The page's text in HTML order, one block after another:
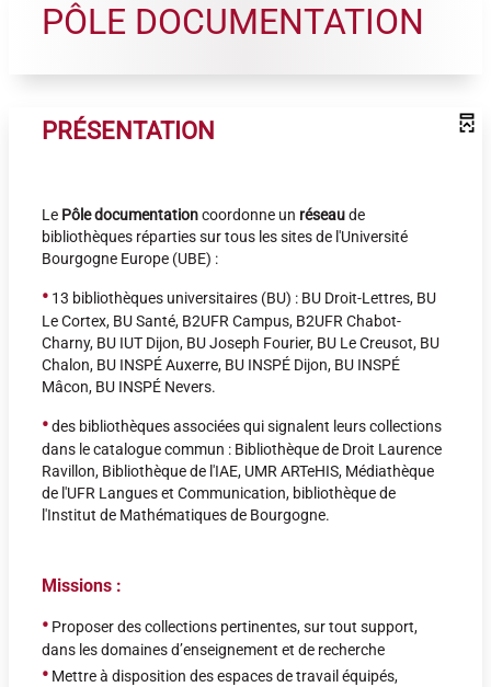
PÔLE DOCUMENTATION
PRÉSENTATION
Le Pôle documentationcoordonne un réseaude
bibliothèques réparties sur tous les sites de l'Université
Bourgogne Europe (UBE) :
• 13 bibliothèques universitaires (BU) : BU Droit-Lettres, BU
Le Cortex, BU Santé, B2UFR Campus, B2UFR Chabot-
Charny, BU IUT Dijon, BU Joseph Fourier, BU Le Creusot, BU
Chalon, BU INSPÉ Auxerre, BU INSPÉ Dijon, BU INSPÉ
Mâcon, BU INSPÉ Nevers.
•des bibliothèques associées qui signalent leurs collections
dans le catalogue commun : Bibliothèque de Droit Laurence
Ravillon, Bibliothèque de l'IAE, UMR ARTeHIS, Médiathèque
de l'UFR Langues et Communication, bibliothèque de
l'Institut de Mathématiques de Bourgogne.
Missions :
• Proposer des collections pertinentes, sur tout support,
dans les domaines d’enseignement et de recherche
• Mettre à disposition des espaces de travail équipés,